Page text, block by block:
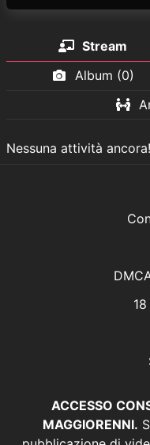
Stream
Album (0)
Nessuna attività ancora!
ACCESSO
MAGGIORENNI.